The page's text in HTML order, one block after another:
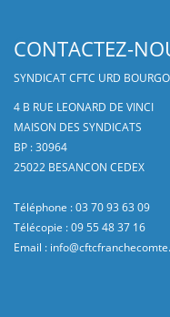
CONTACTEZ-
SYNDICAT CFTC URD
4 B RUE LEONARD DE VINCI
MAISON DES SYNDICATS
BP : 30964
25022 BESANCON CEDEX
Téléphone : 03 70 93 63 09
Télécopie : 09 55 48 37 16
Email :